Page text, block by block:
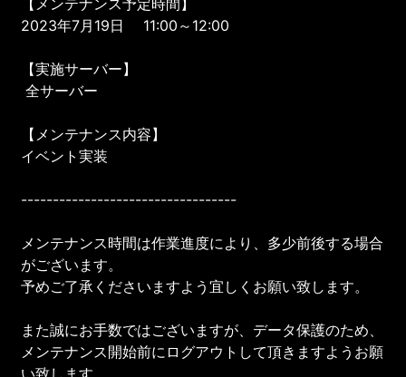
2023年7月19日 11:00～12:00
【実施サーバー】
全サーバー
【メンテナンス内容】
イベント実装
----------------------------------
メンテナンス時間は作業進度により、多少前後する場合
がございます。
予めご了承くださいますよう宜しくお願い致します。
また誠にお手数ではございますが、データ保護のため、
メンテナンス開始前にログアウトして頂きますようお願
い致します。